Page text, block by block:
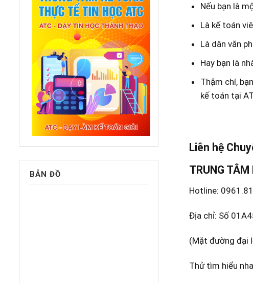
BẢN ĐỒ
Nếu bạn là
Là kế toán
Là dân văn
Hay bạn là
Thậm chí,
kế toán tại
Liên hệ
TRUNG
Hotline:
Địa chỉ: Số
(Mặt đường đại
Thử tìm hiểu